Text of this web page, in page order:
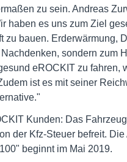
zu sein. Andreas
haben es uns zum Ziel
zu bauen. Erderwärmung,
sondern zum
eROCKIT zu
ist es mit seiner
Kunden: Das
der Kfz-Steuer befreit.
beginnt im Mai 2019.